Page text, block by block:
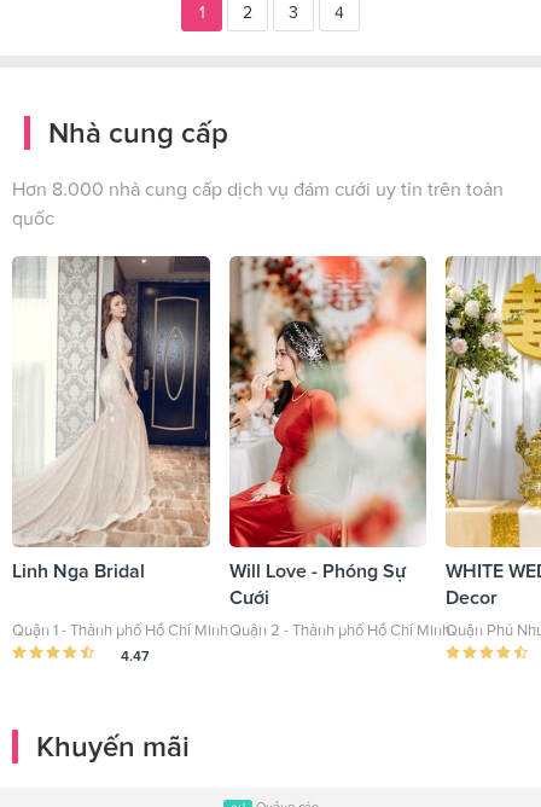
1 2 3 4
Nhà cung cấp
Hơn 8.000 nhà cung cấp dịch vụ đám cưới uy tín trên toàn
quốc
Linh Nga Bridal
Quận 1 - Thành phố Hồ Chí Minh
4.47
Will Love - Phóng Sự
Cưới
Quận 2 - Thành phố Hồ Chí Minh
WHITE
Decor
Quận Phú
Khuyến mãi